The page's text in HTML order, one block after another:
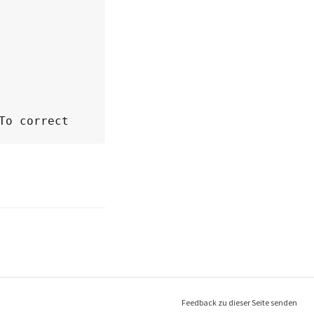
correct
that
found and
Feedback zu dieser Seite senden